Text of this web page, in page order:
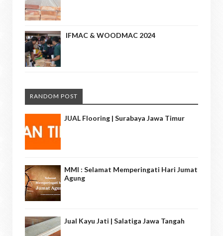
IFMAC & WOODMAC 2024
RANDOM POST
JUAL Flooring | Surabaya Jawa Timur
MMI : Selamat Memperingati Hari Jumat
Agung
Jual Kayu Jati | Salatiga Jawa Tangah